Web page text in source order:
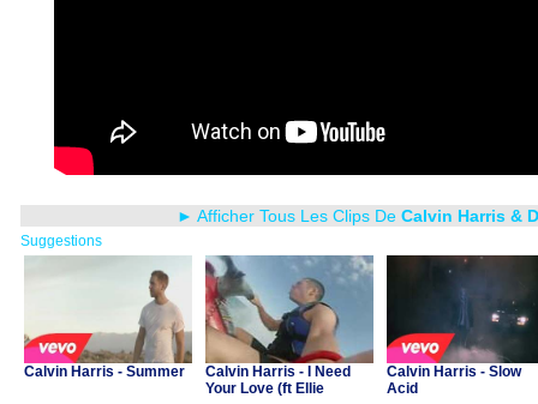
► Afficher Tous Les Clips De Calvin Harris &
Suggestions
Calvin Harris - Summer
Calvin Harris - I Need
Your Love (ft Ellie
Calvin Harris - Slow
Acid